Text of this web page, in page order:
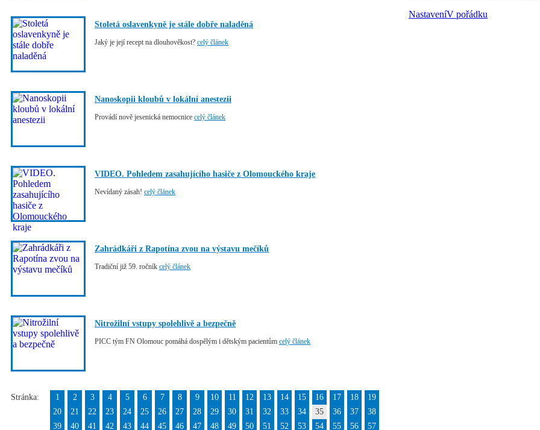
Stoletá oslavenkyně je stále dobře naladěná
Jaký je její recept na dlouhověkost? celý článek
Nanoskopii kloubů v lokální anestezii
Provádí nově jesenická nemocnice celý článek
VIDEO. Pohledem zasahujícího hasiče z Olomouckého kraje
Nevídaný zásah! celý článek
Zahrádkáři z Rapotína zvou na výstavu mečíků
Tradiční již 59. ročník celý článek
Nitrožilní vstupy spolehlivě a bezpečně
PICC tým FN Olomouc pomáhá dospělým i dětským pacientům celý článek
Stránka: 1 2 3 4 5 6 7 8 9 10 11 12 13 14 15 16 17 18
19
20
21 22 23 24 25 26 27 28 29 30 31 32 33 34 35 36 37
38
39
40 41 42 43 44 45 46 47 48 49 50 51 52 53 54 55 56 57
NastaveníV pořádku